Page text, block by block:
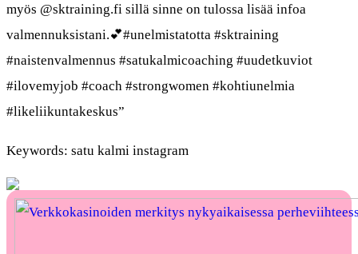
myös @sktraining.fi sillä sinne on tulossa lisää infoa
valmennuksistani.💕#unelmistatotta #sktraining
#naistenvalmennus #satukalmicoaching #uudetkuviot
#ilovemyjob #coach #strongwomen #kohtiunelmia
#likeliikuntakeskus”
Keywords: satu kalmi instagram